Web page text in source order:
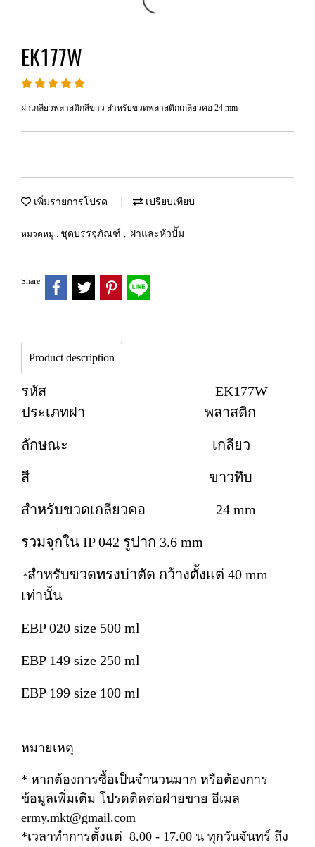
EK177W
ฝาเกลียวพลาสติกสีขาว สำหรับขวดพลาสติกเกลียวคอ 24 mm
เพิ่มรายการโปรด เปรียบเทียบ
หมวดหมู่ : ชุดบรรจุภัณฑ์ , ฝาและหัวปั๊ม
Share
Product description
รหัส EK177W
ประเภทฝา พลาสติก
ลักษณะ เกลียว
สี ขาวทึบ
สำหรับขวดเกลียวคอ 24 mm
รวมจุกใน IP 042 รูปาก 3.6 mm
*สำหรับขวดทรงบ่าตัด กว้างตั้งแต่ 40 mm
เท่านั้น
EBP 020 size 500 ml
EBP 149 size 250 ml
EBP 199 size 100 ml
หมายเหตุ
* หากต้องการซื้อเป็นจำนวนมาก หรือต้องการ
ข้อมูลเพิ่มเติม โปรดติดต่อฝ่ายขาย อีเมล
ermy.mkt@gmail.com
*เวลาทำการตั้งแต่ 8.00 - 17.00 น ทุกวันจันทร์ ถึง